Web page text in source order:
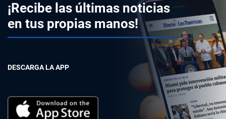
¡Recibe las últimas noticias
en tus propias manos!
DESCARGA LA APP